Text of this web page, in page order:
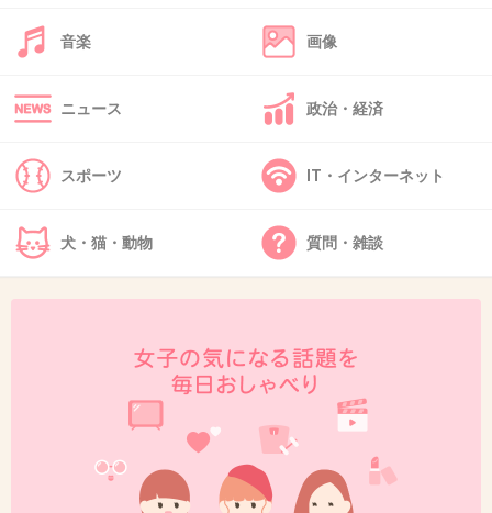
42. 匿名
この写真稲ちゃんに似てない？
+3 -1
2コメに誤情報
音楽 画像
ニュース 政治・経済
スポーツ IT・インターネット
犬・猫・動物 質問・雑談